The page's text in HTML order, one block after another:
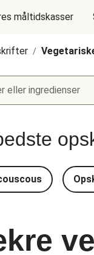
måltidskasser
/
eller ingredienser